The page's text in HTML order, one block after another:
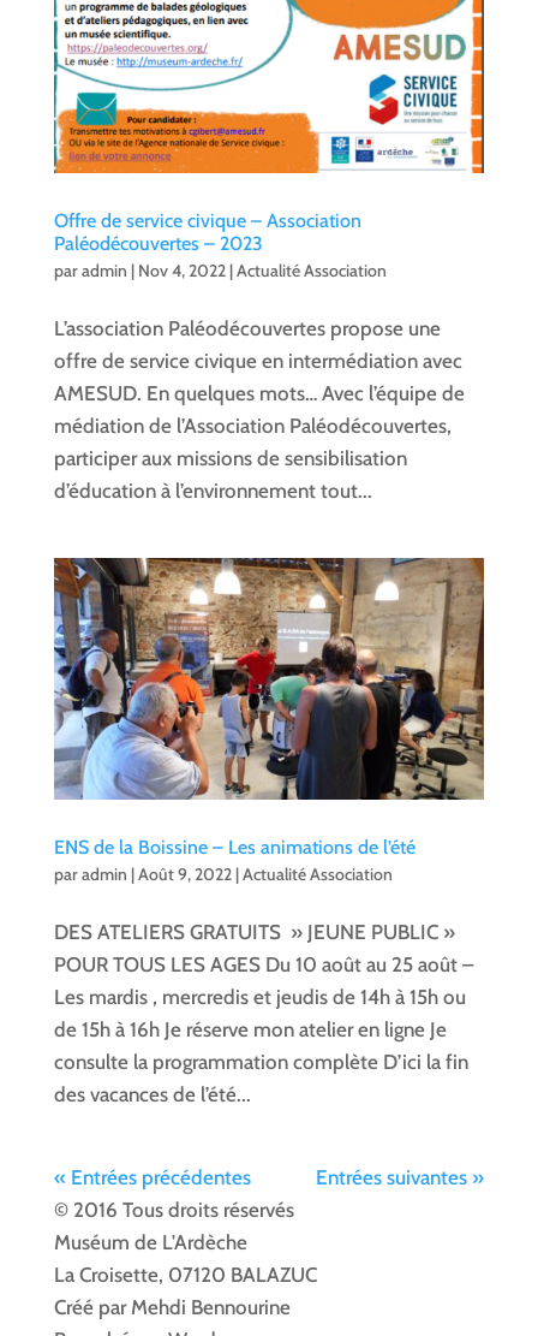
Offre de service civique – Association
Paléodécouvertes – 2023
paradmin | Nov 4, 2022|Actualité Association
L’association Paléodécouvertes propose une
offre de service civique en intermédiation avec
AMESUD. En quelques mots… Avec l’équipe de
médiation de l’Association Paléodécouvertes,
participer aux missions de sensibilisation
d’éducation à l’environnement tout...
ENS de la Boissine – Les animations de l’été
paradmin |Août 9, 2022|Actualité Association
DES ATELIERS GRATUITS » JEUNE PUBLIC »
POUR TOUS LES AGES Du 10 août au 25 août –
Les mardis , mercredis et jeudis de 14h à 15h ou
de 15h à 16h Je réserve mon atelier en ligne Je
consulte la programmation complète D’ici la fin
des vacances de l’été...
« Entrées précédentes
Entrées suivantes »
© 2016 Tous droits réservés
Muséum de L'Ardèche
La Croisette, 07120 BALAZUC
Créé par Mehdi Bennourine